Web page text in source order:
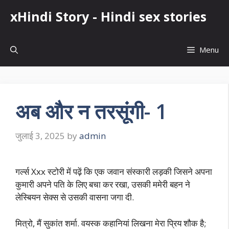
xHindi Story - Hindi sex stories
Menu
अब और न तरसूंगी- 1
जुलाई 3, 2025 by admin
गर्ल्स Xxx स्टोरी में पढ़ें कि एक जवान संस्कारी लड़की जिसने अपना
कुमारी अपने पति के लिए बचा कर रखा, उसकी ममेरी बहन ने
लेस्बियन सेक्स से उसकी वासना जगा दी.
मित्रो, मैं सुकांत शर्मा. वयस्क कहानियां लिखना मेरा प्रिय शौक है;